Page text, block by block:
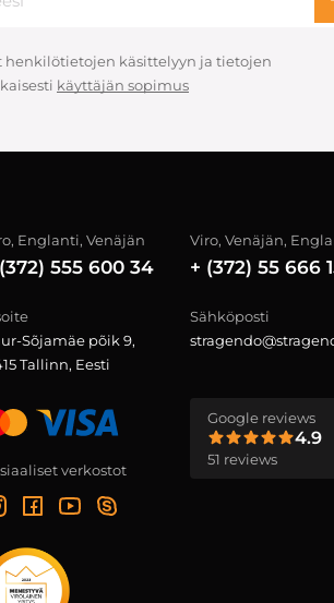
käsittelyyn ja tietojen
käyttäjän sopimus
Englanti, Venäjän
555 600 34
Viro, Venäjän,
+ (372) 55 666
Sõjamäe põik 9,
Tallinn, Eesti
Sähköposti
verkostot
Google reviews
4.9
51 reviews